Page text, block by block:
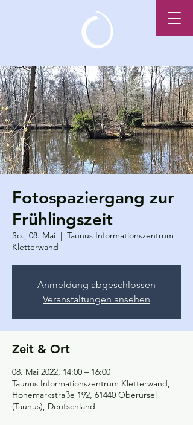
Fotospaziergang zur
Frühlingszeit
So., 08. Mai
  |
Taunus Informationszentrum
Kletterwand
Anmeldung abgeschlossen
Veranstaltungen ansehen
Zeit & Ort
08. Mai 2022, 14:00 – 16:00
Taunus Informationszentrum Kletterwand,
Hohemarkstraße 192, 61440 Oberursel
(Taunus), Deutschland